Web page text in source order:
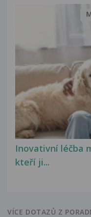
Inovativní léčba
kteří ji...
VÍCE DOTAZŮ Z